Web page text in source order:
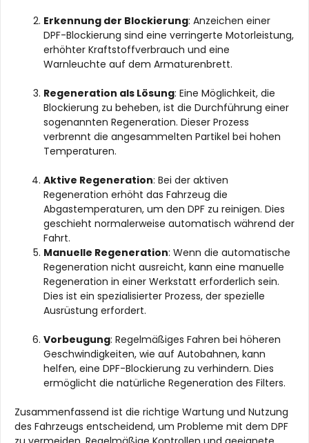
Erkennung der Blockierung: Anzeichen einer
DPF-Blockierung sind eine verringerte Motorleistung,
erhöhter Kraftstoffverbrauch und eine
Warnleuchte auf dem Armaturenbrett.
Regeneration als Lösung: Eine Möglichkeit, die
Blockierung zu beheben, ist die Durchführung einer
sogenannten Regeneration. Dieser Prozess
verbrennt die angesammelten Partikel bei hohen
Temperaturen.
Aktive Regeneration: Bei der aktiven
Regeneration erhöht das Fahrzeug die
Abgastemperaturen, um den DPF zu reinigen. Dies
geschieht normalerweise automatisch während der
Fahrt.
Manuelle Regeneration: Wenn die automatische
Regeneration nicht ausreicht, kann eine manuelle
Regeneration in einer Werkstatt erforderlich sein.
Dies ist ein spezialisierter Prozess, der spezielle
Ausrüstung erfordert.
Vorbeugung: Regelmäßiges Fahren bei höheren
Geschwindigkeiten, wie auf Autobahnen, kann
helfen, eine DPF-Blockierung zu verhindern. Dies
ermöglicht die natürliche Regeneration des Filters.
Zusammenfassend ist die richtige Wartung und Nutzung
des Fahrzeugs entscheidend, um Probleme mit dem DPF